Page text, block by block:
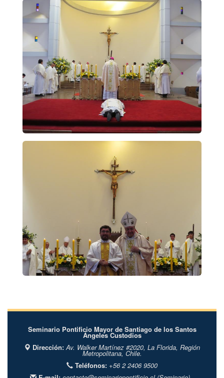
Seminario Pontificio Mayor de Santiago de los Santos
Ángeles Custodios
Dirección: Av. Walker Martínez #2020, La Florida, Región
Metropolitana, Chile.
Teléfonos: +56 2 2406 9500